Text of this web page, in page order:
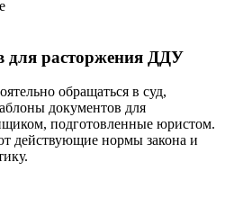
расторжения ДДУ
обращаться в суд,
документов для
подготовленные юристом.
действующие нормы закона и